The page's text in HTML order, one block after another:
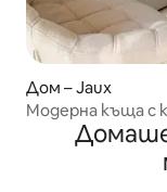
Дом – Jaux
Модерна къща с
паркинг